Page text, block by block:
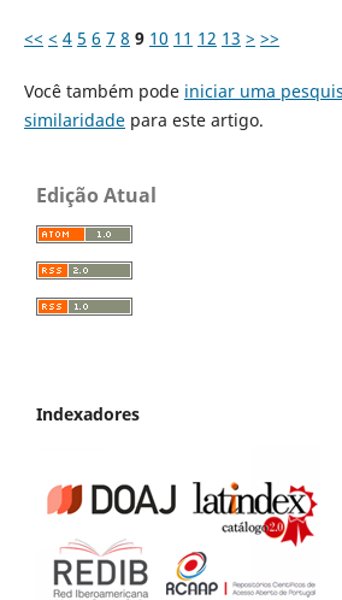
<< < 4 5 6 7 8 9 10 11 12 13 > >>
Você também pode iniciar uma
similaridadepara este artigo.
Edição Atual
Indexadores